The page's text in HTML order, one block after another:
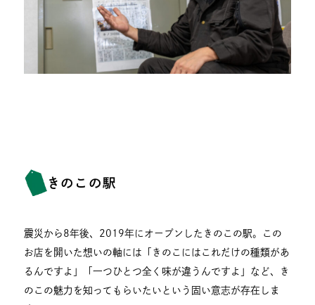
きのこの駅
震災から8年後、2019年にオープンしたきのこの駅。この
お店を開いた想いの軸には「きのこにはこれだけの種類があ
るんですよ」「一つひとつ全く味が違うんですよ」など、き
のこの魅力を知ってもらいたいという固い意志が存在しま